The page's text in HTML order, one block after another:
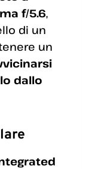
f/5.6,
di un
un
dallo